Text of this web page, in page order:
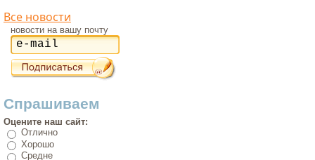
Все новости
новости на вашу почту
Спрашиваем
Оцените наш сайт:
Отлично
Хорошо
Средне